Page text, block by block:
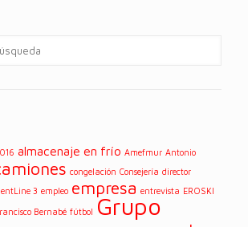
almacenaje en frío Amefmur Antonio
congelación Consejería director
3 empleo empresa entrevista EROSKI
Bernabé fútbol Grupo